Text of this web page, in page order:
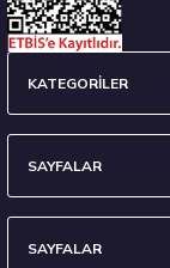
KATEGORİLER
SAYFALAR
SAYFALAR